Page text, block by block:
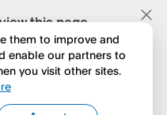
this page
them to improve and
enable our partners to
you visit other sites.